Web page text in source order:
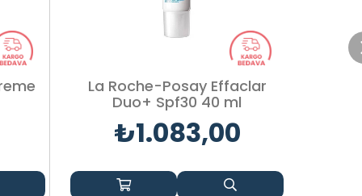
La Roche-Posay Effaclar
Duo+ Spf30 40 ml
₺1.083,00